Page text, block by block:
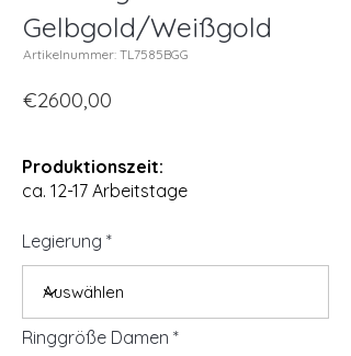
Gelbgold/Weißgold
Artikelnummer: TL7585BGG
€2600,00
Produktionszeit:
ca. 12-17 Arbeitstage
Legierung
Ringgröße Damen